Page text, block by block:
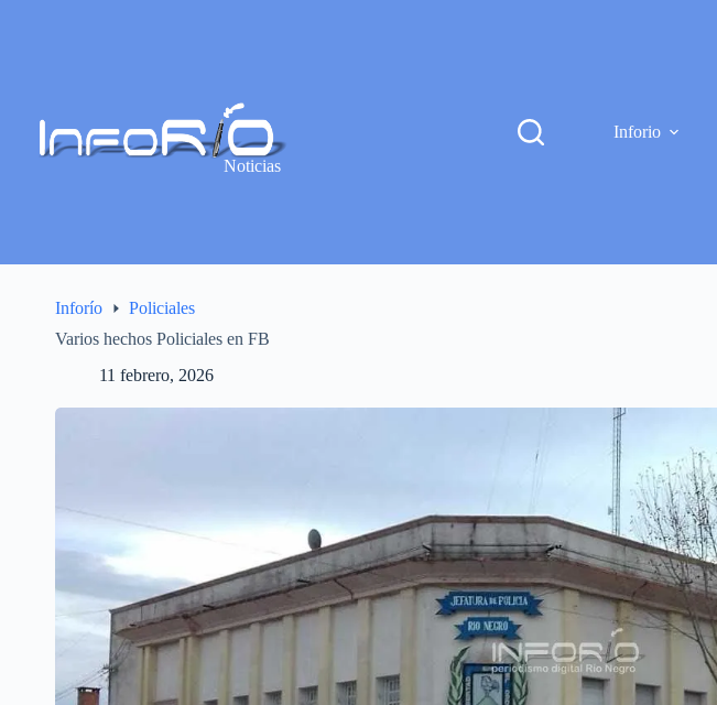
Noticias
Inforio
Inforío
Policiales
Varios hechos Policiales en FB
11 febrero, 2026